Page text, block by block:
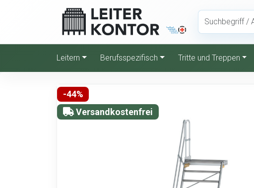
Leitern Berufsspezifisch Tritte und Treppen
-44%
Versandkostenfrei